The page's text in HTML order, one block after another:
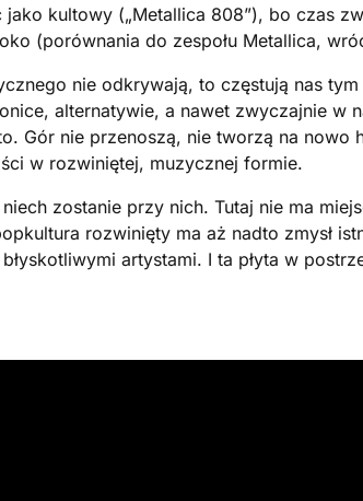
kultowy („Metallica 808”), bo czas
(porównania do zespołu Metallica,
nie odkrywają, to częstują nas
alternatywie, a nawet zwyczajnie w
Gór nie przenoszą, nie tworzą na nowo
w rozwiniętej, muzycznej formie.
zostanie przy nich. Tutaj nie ma
rozwinięty ma aż nadto zmysł
artystami. I ta płyta w